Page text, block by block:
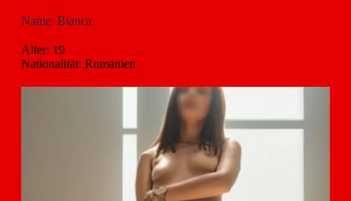
Name: Bianca
Alter: 19
Nationalität: Rumänien